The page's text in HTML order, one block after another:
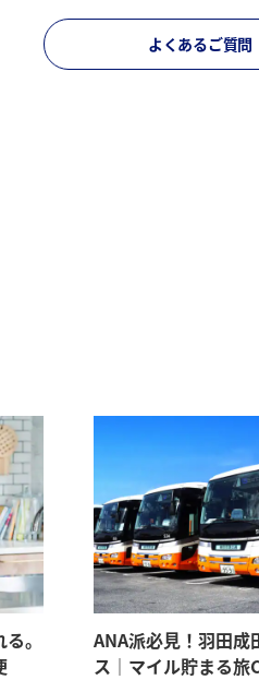
よくあるご質問
。
ANA派必見！羽田成
ス｜マイル貯まる旅